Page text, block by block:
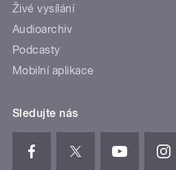
Živé vysílání
Audioarchiv
Podcasty
Mobilní aplikace
Sledujte nás